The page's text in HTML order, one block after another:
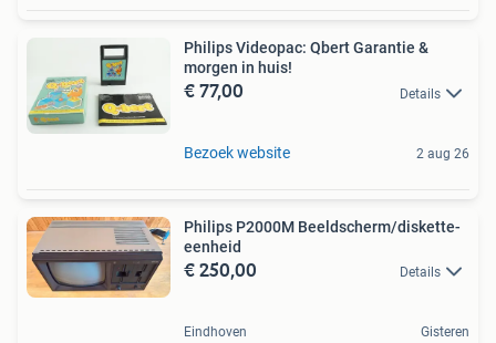
Philips Videopac: Qbert Garantie &
morgen in huis!
€ 77,00 Details
Bezoek website 2 aug 26
Philips P2000M Beeldscherm/diskette-
eenheid
€ 250,00 Details
Eindhoven Gisteren